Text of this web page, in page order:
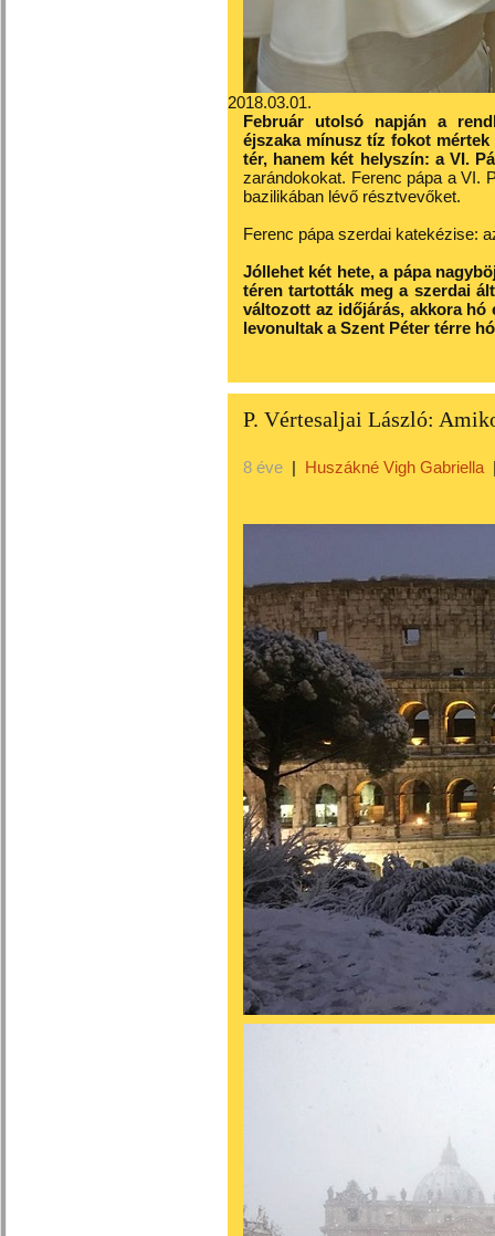
2018.03.01.
Február utolsó napján a
éjszaka mínusz tíz fokot mértek
tér, hanem két helyszín: a VI.
zarándokokat. Ferenc pápa a VI.
bazilikában lévő résztvevőket.
Ferenc pápa szerdai katekézise:
Jóllehet két hete, a pápa
téren tartották meg a szerdai
változott az időjárás, akkora hó
levonultak a Szent Péter térre
P. Vértesaljai László:
8 éve | Huszákné Vigh Gabriella